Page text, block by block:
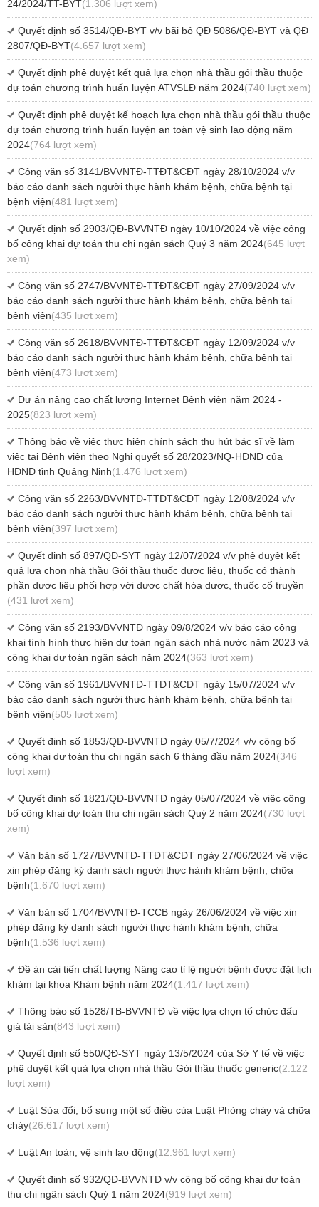
24/2024/TT-BYT(1.306 lượt xem)
Quyết định số 3514/QĐ-BYT v/v bãi bỏ QĐ 5086/QĐ-BYT và QĐ
2807/QĐ-BYT(4.657 lượt xem)
Quyết định phê duyệt kết quả lựa chọn nhà thầu gói thầu thuộc
dự toán chương trình huấn luyện ATVSLĐ năm 2024(740 lượt xem)
Quyết định phê duyệt kế hoạch lựa chọn nhà thầu gói thầu thuộc
dự toán chương trình huấn luyện an toàn vệ sinh lao động năm
2024(764 lượt xem)
Công văn số 3141/BVVNTĐ-TTĐT&CĐT ngày 28/10/2024 v/v
báo cáo danh sách người thực hành khám bệnh, chữa bệnh tại
bệnh viện(481 lượt xem)
Quyết định số 2903/QĐ-BVVNTĐ ngày 10/10/2024 về việc công
bố công khai dự toán thu chi ngân sách Quý 3 năm 2024(645 lượt
xem)
Công văn số 2747/BVVNTĐ-TTĐT&CĐT ngày 27/09/2024 v/v
báo cáo danh sách người thực hành khám bệnh, chữa bệnh tại
bệnh viện(435 lượt xem)
Công văn số 2618/BVVNTĐ-TTĐT&CĐT ngày 12/09/2024 v/v
báo cáo danh sách người thực hành khám bệnh, chữa bệnh tại
bệnh viện(473 lượt xem)
Dự án nâng cao chất lượng Internet Bệnh viện năm 2024 -
2025(823 lượt xem)
Thông báo về việc thực hiện chính sách thu hút bác sĩ về làm
việc tại Bệnh viện theo Nghị quyết số 28/2023/NQ-HĐND của
HĐND tỉnh Quảng Ninh(1.476 lượt xem)
Công văn số 2263/BVVNTĐ-TTĐT&CĐT ngày 12/08/2024 v/v
báo cáo danh sách người thực hành khám bệnh, chữa bệnh tại
bệnh viện(397 lượt xem)
Quyết định số 897/QĐ-SYT ngày 12/07/2024 v/v phê duyệt kết
quả lựa chọn nhà thầu Gói thầu thuốc dược liệu, thuốc có thành
phần dược liệu phối hợp với dược chất hóa dược, thuốc cổ truyền
(431 lượt xem)
Công văn số 2193/BVVNTĐ ngày 09/8/2024 v/v báo cáo công
khai tình hình thực hiện dự toán ngân sách nhà nước năm 2023 và
công khai dự toán ngân sách năm 2024(363 lượt xem)
Công văn số 1961/BVVNTĐ-TTĐT&CĐT ngày 15/07/2024 v/v
báo cáo danh sách người thực hành khám bệnh, chữa bệnh tại
bệnh viện(505 lượt xem)
Quyết định số 1853/QĐ-BVVNTĐ ngày 05/7/2024 v/v công bố
công khai dự toán thu chi ngân sách 6 tháng đầu năm 2024(346
lượt xem)
Quyết định số 1821/QĐ-BVVNTĐ ngày 05/07/2024 về việc công
bố công khai dự toán thu chi ngân sách Quý 2 năm 2024(730 lượt
xem)
Văn bản số 1727/BVVNTĐ-TTĐT&CĐT ngày 27/06/2024 về việc
xin phép đăng ký danh sách người thực hành khám bệnh, chữa
bệnh(1.670 lượt xem)
Văn bản số 1704/BVVNTĐ-TCCB ngày 26/06/2024 về việc xin
phép đăng ký danh sách người thực hành khám bệnh, chữa
bệnh(1.536 lượt xem)
Đề án cải tiến chất lượng Nâng cao tỉ lệ người bệnh được đặt lịch
khám tại khoa Khám bệnh năm 2024(1.417 lượt xem)
Thông báo số 1528/TB-BVVNTĐ về việc lựa chọn tổ chức đấu
giá tài sản(843 lượt xem)
Quyết định số 550/QĐ-SYT ngày 13/5/2024 của Sở Y tế về việc
phê duyệt kết quả lựa chọn nhà thầu Gói thầu thuốc generic(2.122
lượt xem)
Luật Sửa đổi, bổ sung một số điều của Luật Phòng cháy và chữa
cháy(26.617 lượt xem)
Luật An toàn, vệ sinh lao động(12.961 lượt xem)
Quyết định số 932/QĐ-BVVNTĐ v/v công bố công khai dự toán
thu chi ngân sách Quý 1 năm 2024(919 lượt xem)